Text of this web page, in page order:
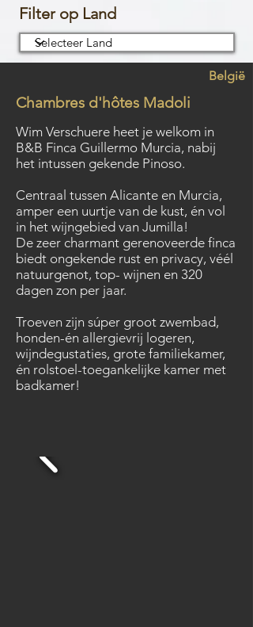
Filter op Land
België
Chambres d'hôtes Madoli
Wim Verschuere heet je welkom in
B&B Finca Guillermo Murcia, nabij
het intussen gekende Pinoso.
Centraal tussen Alicante en Murcia,
amper een uurtje van de kust, én vol
in het wijngebied van Jumilla!
De zeer charmant gerenoveerde finca
biedt ongekende rust en privacy, véél
natuurgenot, top- wijnen en 320
dagen zon per jaar.
Troeven zijn súper groot zwembad,
honden-én allergievrij logeren,
wijndegustaties, grote familiekamer,
én rolstoel-toegankelijke kamer met
badkamer!